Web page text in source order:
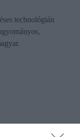
technológián